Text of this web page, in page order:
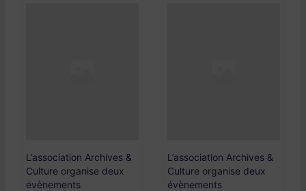
L’association Archives &
Culture organise deux
évènements
L’association Archives &
Culture organise deux
évènements